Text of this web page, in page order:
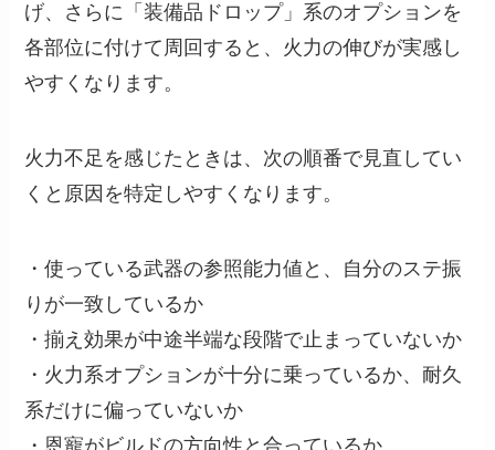
げ、さらに「装備品ドロップ」系のオプションを
各部位に付けて周回すると、火力の伸びが実感し
やすくなります。
火力不足を感じたときは、次の順番で見直してい
くと原因を特定しやすくなります。
・使っている武器の参照能力値と、自分のステ振
りが一致しているか
・揃え効果が中途半端な段階で止まっていないか
・火力系オプションが十分に乗っているか、耐久
系だけに偏っていないか
・恩寵がビルドの方向性と合っているか